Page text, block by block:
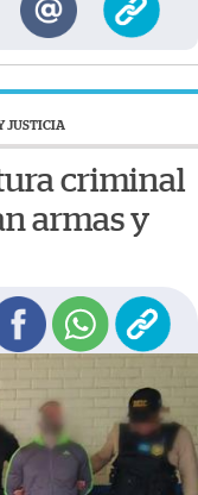
JUSTICIA
criminal
armas y